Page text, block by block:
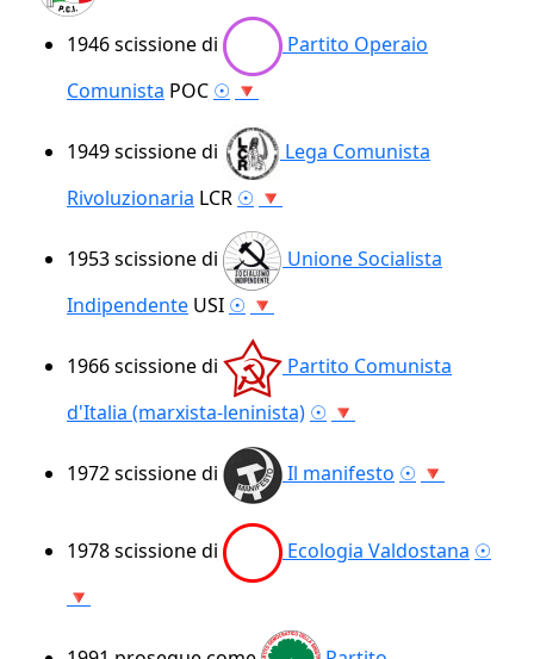
1946scissione di
Partito Operaio
Comunista POC ☉ 🔻
1949scissione di
Lega Comunista
Rivoluzionaria LCR ☉ 🔻
1953scissione di
Unione Socialista
Indipendente USI ☉ 🔻
1966scissione di
Partito Comunista
d'Italia (marxista-leninista) ☉ 🔻
1972scissione di Il manifesto ☉ 🔻
1978scissione di Ecologia Valdostana ☉
🔻